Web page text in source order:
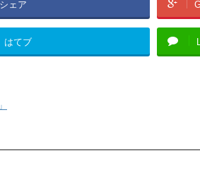
シェア
はてブ